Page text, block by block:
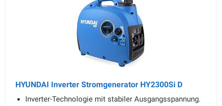
HYUNDAI Inverter Stromgenerator HY2300Si D
Inverter-Technologie mit stabiler Ausgangsspannung.